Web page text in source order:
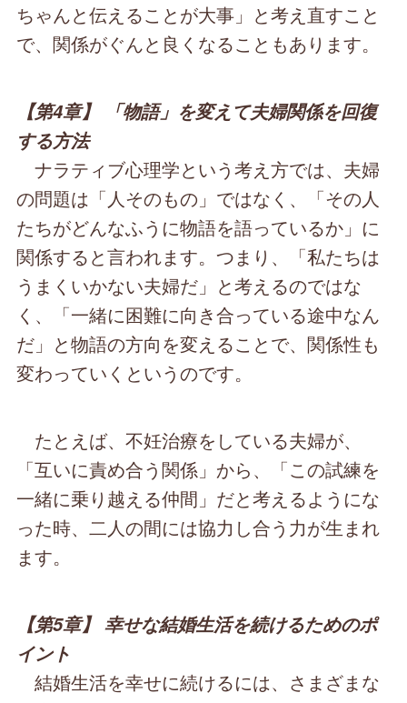
ちゃんと伝えることが大事」と考え直すこと
で、関係がぐんと良くなることもあります。
【第4章】 「物語」を変えて夫婦関係を回復
する方法
ナラティブ心理学という考え方では、夫婦
の問題は「人そのもの」ではなく、「その人
たちがどんなふうに物語を語っているか」に
関係すると言われます。つまり、「私たちは
うまくいかない夫婦だ」と考えるのではな
く、「一緒に困難に向き合っている途中なん
だ」と物語の方向を変えることで、関係性も
変わっていくというのです。
たとえば、不妊治療をしている夫婦が、
「互いに責め合う関係」から、「この試練を
一緒に乗り越える仲間」だと考えるようにな
った時、二人の間には協力し合う力が生まれ
ます。
【第5章】 幸せな結婚生活を続けるためのポ
イント
結婚生活を幸せに続けるには、さまざまな